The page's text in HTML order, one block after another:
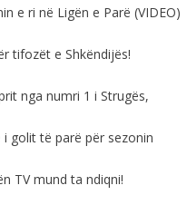
e ri në Ligën e Parë (VIDEO)
tifozët e Shkëndijës!
nga numri 1 i Strugës,
golit të parë për sezonin
TV mund ta ndiqni!